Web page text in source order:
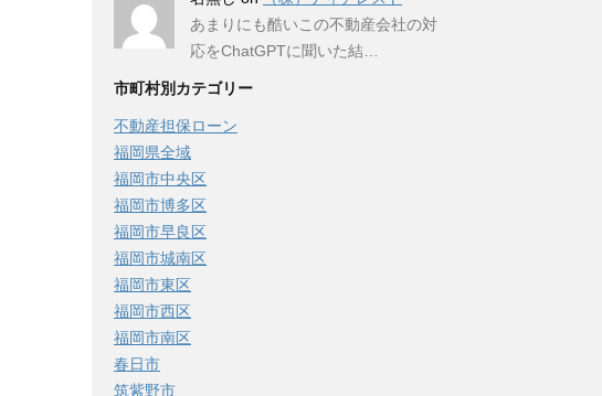
あまりにも酷いこの不動産会社の対
応をChatGPTに聞いた結…
市町村別カテゴリー
不動産担保ローン
福岡県全域
福岡市中央区
福岡市博多区
福岡市早良区
福岡市城南区
福岡市東区
福岡市西区
福岡市南区
春日市
筑紫野市